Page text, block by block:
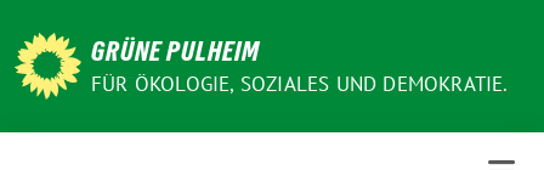
zum
Inhalt
GRÜNE PULHEIM
FÜR ÖKOLOGIE, SOZIALES UND DEMOKRATIE.